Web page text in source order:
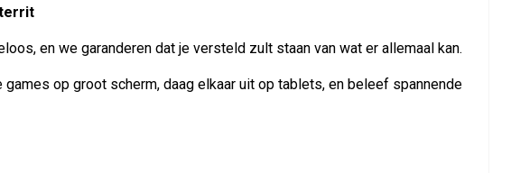
en we garanderen dat je versteld zult staan van wat er allemaal kan.
op groot scherm, daag elkaar uit op tablets, en beleef spannende